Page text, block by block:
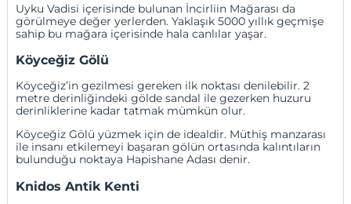
Uyku Vadisi içerisinde bulunan İncirliin Mağarası da
görülmeye değer yerlerden. Yaklaşık 5000 yıllık geçmişe
sahip bu mağara içerisinde hala canlılar yaşar.
Köyceğiz Gölü
Köyceğiz’in gezilmesi gereken ilk noktası denilebilir. 2
metre derinliğindeki gölde sandal ile gezerken huzuru
derinliklerine kadar tatmak mümkün olur.
Köyceğiz Gölü yüzmek için de idealdir. Müthiş manzarası
ile insanı etkilemeyi başaran gölün ortasında kalıntıların
bulunduğu noktaya Hapishane Adası denir.
Knidos Antik Kenti